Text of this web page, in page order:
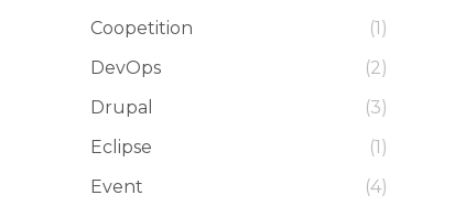
Coopetition
(1)
DevOps
(2)
Drupal
(3)
Eclipse
(1)
Event
(4)